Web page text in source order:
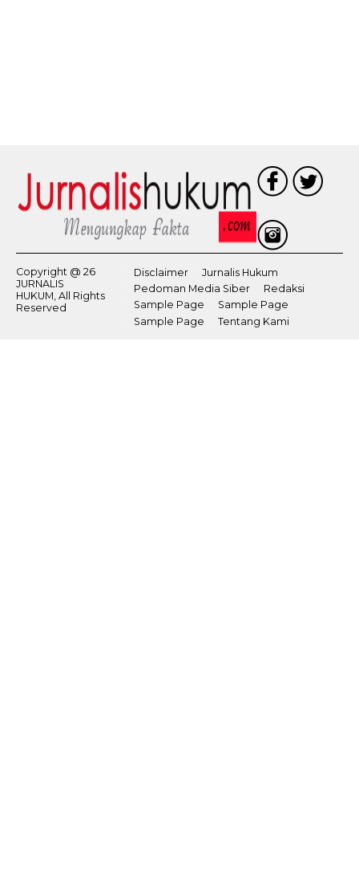
Copyright @ 26
JURNALIS
HUKUM, All Rights
Reserved
Disclaimer
Jurnalis Hukum
Pedoman Media Siber
Redaksi
Sample Page
Sample Page
Sample Page
Tentang Kami